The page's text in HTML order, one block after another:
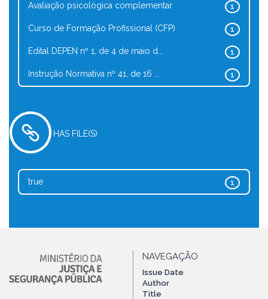
1
Avaliação psicológica complementar
1
Curso de Formação Profissional (CFP)
1
Edital DEPEN nº 1, de 4 de maio d...
1
Instrução Normativa nº 41, de 16 ...
HAS FILE(S)
1
true
NAVEGAÇÃO
Issue Date
Author
Title